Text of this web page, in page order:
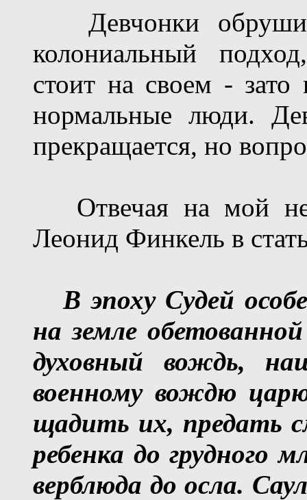
Девчонки
колониальный
стоит на своем -
нормальные люди.
прекращается, но
Отвечая на мой
Леонид Финкель в
В эпоху Судей
на земле
духовный вождь,
военному вождю
щадить их, предать
ребенка до грудного
верблюда до осла.